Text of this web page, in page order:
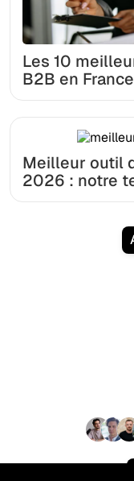
Les 10
B2B en
Meilleur outil
2026 : notre